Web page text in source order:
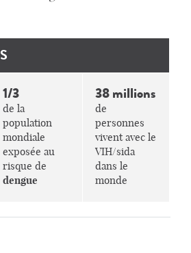
1/3
de la
population
mondiale
exposée au
risque de
dengue
38 millions
de
personnes
vivent avec le
VIH/sida
dans le
monde